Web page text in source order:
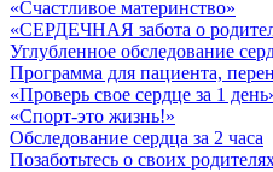
«Счастливое материнство»
«СЕРДЕЧНАЯ забота о
Углубленное обследование
Программа для пациента,
«Проверь свое сердце за 1
«Спорт-это жизнь!»
Обследование сердца за 2 часа
Позаботьтесь о своих